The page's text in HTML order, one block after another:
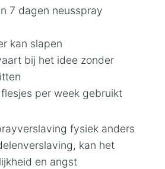
7 dagen neusspray
kan slapen
bij het idee zonder
per week gebruikt
fysiek anders
kan het
en angst